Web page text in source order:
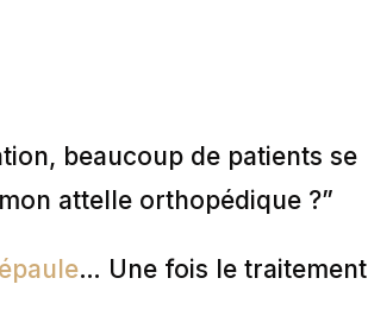
beaucoup de patients se
attelle orthopédique ?”
… Une fois le traitement